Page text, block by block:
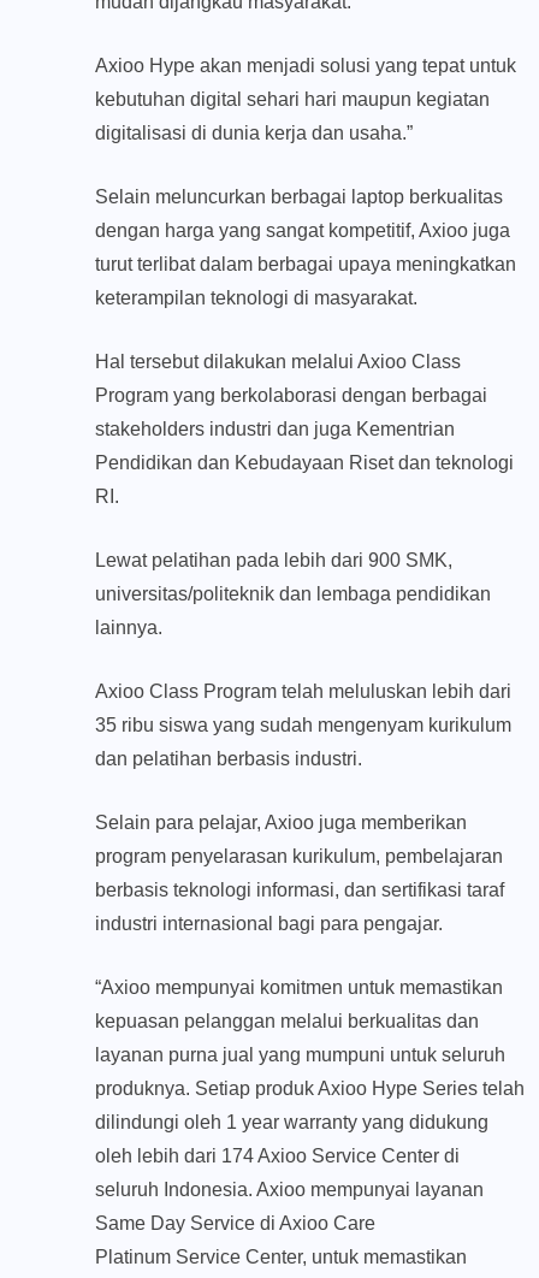
Axioo Hype akan menjadi solusi yang tepat untuk
kebutuhan digital sehari hari maupun kegiatan
digitalisasi di dunia kerja dan usaha.”
Selain meluncurkan berbagai laptop berkualitas
dengan harga yang sangat kompetitif, Axioo juga
turut terlibat dalam berbagai upaya meningkatkan
keterampilan teknologi di masyarakat.
Hal tersebut dilakukan melalui Axioo Class
Program yang berkolaborasi dengan berbagai
stakeholders industri dan juga Kementrian
Pendidikan dan Kebudayaan Riset dan teknologi
RI.
Lewat pelatihan pada lebih dari 900 SMK,
universitas/politeknik dan lembaga pendidikan
lainnya.
Axioo Class Program telah meluluskan lebih dari
35 ribu siswa yang sudah mengenyam kurikulum
dan pelatihan berbasis industri.
Selain para pelajar, Axioo juga memberikan
program penyelarasan kurikulum, pembelajaran
berbasis teknologi informasi, dan sertifikasi taraf
industri internasional bagi para pengajar.
“Axioo mempunyai komitmen untuk memastikan
kepuasan pelanggan melalui berkualitas dan
layanan purna jual yang mumpuni untuk seluruh
produknya. Setiap produk Axioo Hype Series telah
dilindungi oleh 1 year warranty yang didukung
oleh lebih dari 174 Axioo Service Center di
seluruh Indonesia. Axioo mempunyai layanan
Same Day Service di Axioo Care
Platinum Service Center, untuk memastikan